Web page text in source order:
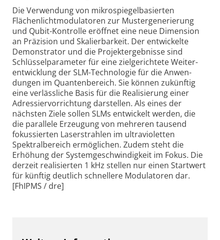
Die Verwendung von mikrospiegel­basierten
Flächenlicht­modulatoren zur Muster­generierung
und Qubit-Kontrolle eröffnet eine neue Dimension
an Präzision und Skalier­barkeit. Der entwickelte
Demons­trator und die Projekt­ergebnisse sind
Schlüssel­parameter für eine ziel­gerichtete Weiter­
entwicklung der SLM-Technologie für die Anwen­
dungen im Quanten­bereich. Sie können zukünftig
eine verlässliche Basis für die Realisierung einer
Adressier­vorrichtung darstellen. Als eines der
nächsten Ziele sollen SLMs entwickelt werden, die
die parallele Erzeugung von mehreren tausend
fokus­sierten Laser­strahlen im ultra­violetten
Spektral­bereich ermög­lichen. Zudem steht die
Erhöhung der System­geschwin­digkeit im Fokus. Die
derzeit reali­sierten 1 kHz stellen nur einen Start­wert
für künftig deutlich schnellere Modulatoren dar.
[FhIPMS / dre]